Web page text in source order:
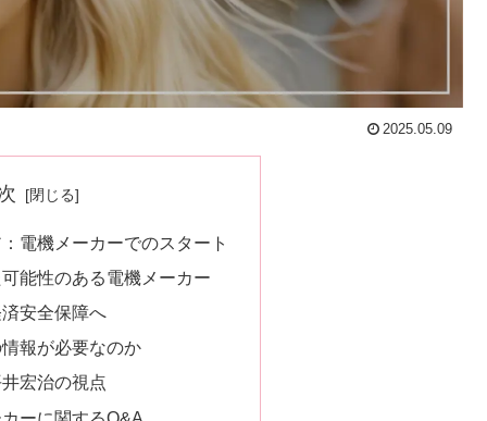
2025.05.09
電機メーカーでのスタート
能性のある電機メーカー
安全保障へ
報が必要なのか
宏治の視点